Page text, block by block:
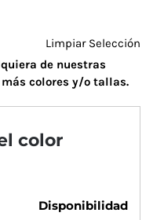
Limpiar Selección
de nuestras
colores y/o tallas.
color
Disponibilidad